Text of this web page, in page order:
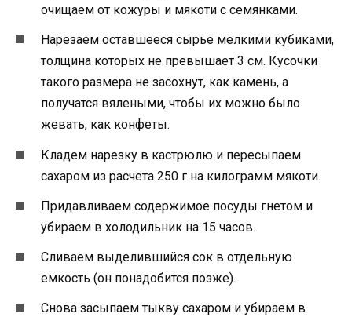
очищаем от кожуры и мякоти с семянками.
Нарезаем оставшееся сырье мелкими кубиками,
толщина которых не превышает 3 см. Кусочки
такого размера не засохнут, как камень, а
получатся вялеными, чтобы их можно было
жевать, как конфеты.
Кладем нарезку в кастрюлю и пересыпаем
сахаром из расчета 250 г на килограмм мякоти.
Придавливаем содержимое посуды гнетом и
убираем в холодильник на 15 часов.
Сливаем выделившийся сок в отдельную
емкость (он понадобится позже).
Снова засыпаем тыкву сахаром и убираем в